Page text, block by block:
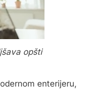
opšti
enterijeru,